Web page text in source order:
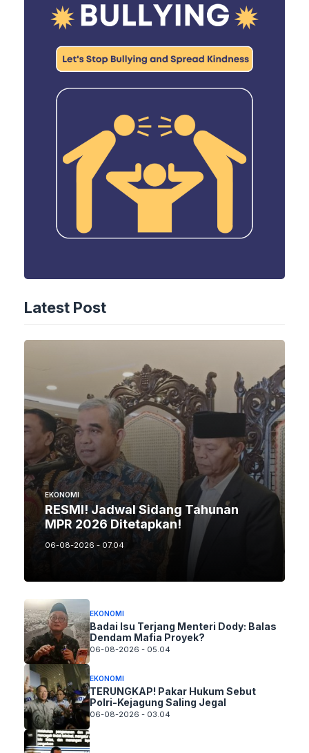
Latest Post
EKONOMI
RESMI! Jadwal Sidang Tahunan
MPR 2026 Ditetapkan!
06-08-2026 - 07.04
EKONOMI
Badai Isu Terjang Menteri Dody: Balas
Dendam Mafia Proyek?
06-08-2026 - 05.04
EKONOMI
TERUNGKAP! Pakar Hukum Sebut
Polri-Kejagung Saling Jegal
06-08-2026 - 03.04